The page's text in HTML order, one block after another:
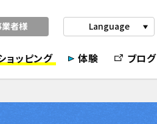
者様 Language play_arrow
ョッピング 体験 ブログ